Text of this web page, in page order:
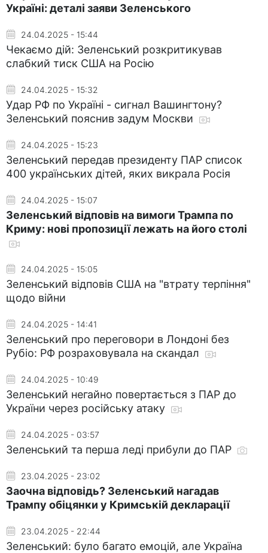
Україні: деталі заяви Зеленського
24.04.2025 - 15:44
Чекаємо дій: Зеленський розкритикував
слабкий тиск США на Росію
24.04.2025 - 15:32
Удар РФ по Україні - сигнал Вашингтону?
Зеленський пояснив задум Москви
24.04.2025 - 15:23
Зеленський передав президенту ПАР список
400 українських дітей, яких викрала Росія
24.04.2025 - 15:07
Зеленський відповів на вимоги Трампа по
Криму: нові пропозиції лежать на його столі
24.04.2025 - 15:05
Зеленський відповів США на "втрату терпіння"
щодо війни
24.04.2025 - 14:41
Зеленський про переговори в Лондоні без
Рубіо: РФ розраховувала на скандал
24.04.2025 - 10:49
Зеленський негайно повертається з ПАР до
України через російську атаку
24.04.2025 - 03:57
Зеленський та перша леді прибули до ПАР
23.04.2025 - 23:02
Заочна відповідь? Зеленський нагадав
Трампу обіцянки у Кримській декларації
23.04.2025 - 22:44
Зеленський: було багато емоцій, але Україна